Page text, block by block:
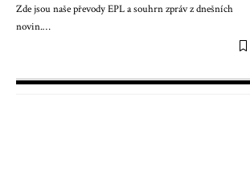
Zde jsou naše převody EPL a souhrn zpráv z dnešních
novin.…